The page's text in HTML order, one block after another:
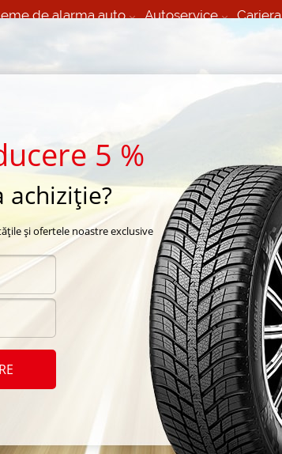
de alarma auto Autoservice Cariera
in
5 %
achiziție?
și ofertele noastre exclusive